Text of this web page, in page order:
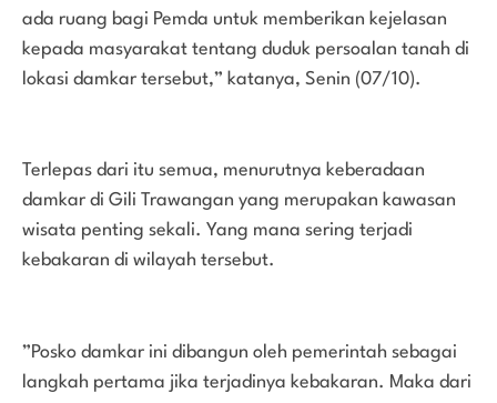
ada ruang bagi Pemda untuk memberikan kejelasan
kepada masyarakat tentang duduk persoalan tanah di
lokasi damkar tersebut,” katanya, Senin (07/10).
Terlepas dari itu semua, menurutnya keberadaan
damkar di Gili Trawangan yang merupakan kawasan
wisata penting sekali. Yang mana sering terjadi
kebakaran di wilayah tersebut.
”Posko damkar ini dibangun oleh pemerintah sebagai
langkah pertama jika terjadinya kebakaran. Maka dari